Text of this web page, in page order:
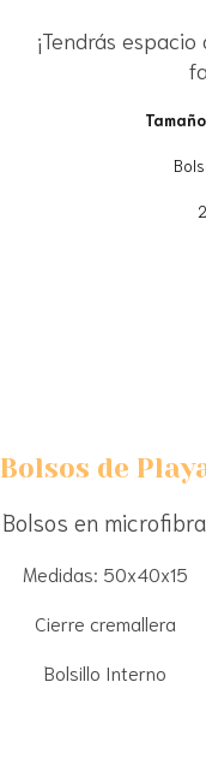
¡Tendrás
Bolsos de
Bolsos en microfibra.
Medidas: 50x40x15
Cierre cremallera
Bolsillo Interno